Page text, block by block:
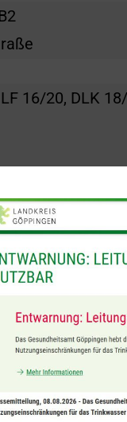
16/20, DLK
1-3 hatte
Überhitzung
Ein Passant
mit